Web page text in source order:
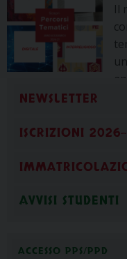
Il
riflessione su temi di
partecipazione
NEWSLETTER
ISCRIZIONI
AVVISI STUDENTI
ACCESSO PPS/PPD